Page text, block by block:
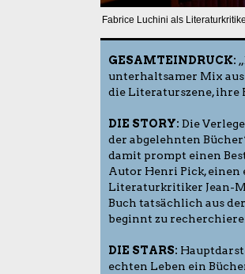
Fabrice Luchini als
GESAMTEINDRUCK:
unterhaltsamer Mix
die Literaturszene, ihre
DIE STORY: Die
der abgelehnten
damit prompt einen
Autor Henri Pick, einen
Literaturkritiker Jean-
Buch tatsächlich aus
beginnt zu
DIE STARS:
echten Leben ein